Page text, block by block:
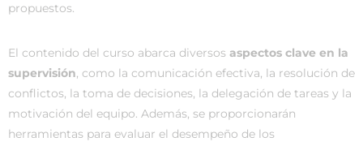
propuestos.
El contenido del curso abarca diversos aspectos clave en la
supervisión, como la comunicación efectiva, la resolución de
conflictos, la toma de decisiones, la delegación de tareas y la
motivación del equipo. Además, se proporcionarán
herramientas para evaluar el desempeño de los